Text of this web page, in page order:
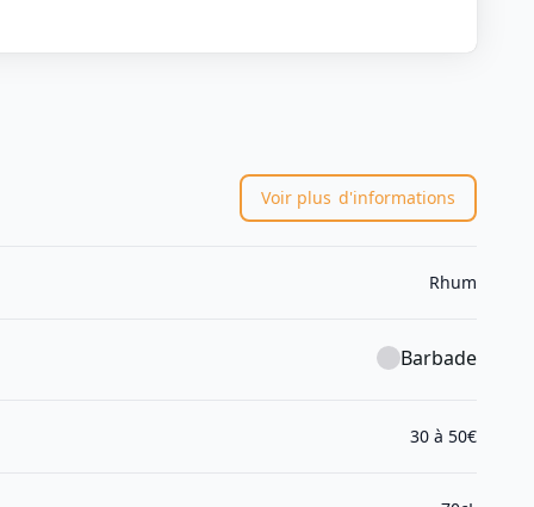
Voir plus d'informations
Rhum
Barbade
30 à 50€